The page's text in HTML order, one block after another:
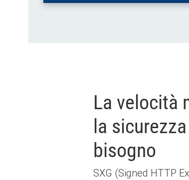
La velocità
la
bisogno
SXG (Signed HTTP